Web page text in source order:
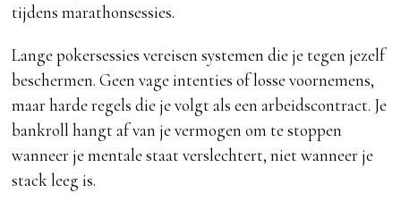
tijdens marathonsessies.
Lange pokersessies vereisen systemen die je tegen jezelf
beschermen. Geen vage intenties of losse voornemens,
maar harde regels die je volgt als een arbeidscontract. Je
bankroll hangt af van je vermogen om te stoppen
wanneer je mentale staat verslechtert, niet wanneer je
stack leeg is.